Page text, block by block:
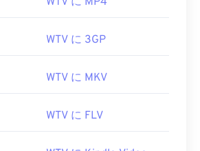
くことができる他のプレーヤーに
Cyber​​link PowerDVD
サイトにあるこの 記事
WTV に 3GP
WTV に MKV
WTV に FLV